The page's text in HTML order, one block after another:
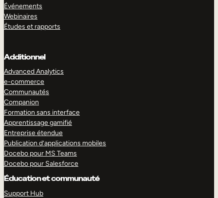
Événements
Webinaires
Études et rapports
Additionnel
Advanced Analytics
e-commerce
Communautés
Companion
Formation sans interface
Apprentissage gamifié
Entreprise étendue
Publication d’applications mobiles
Docebo pour MS Teams
Docebo pour Salesforce
Éducation et communauté
Support Hub